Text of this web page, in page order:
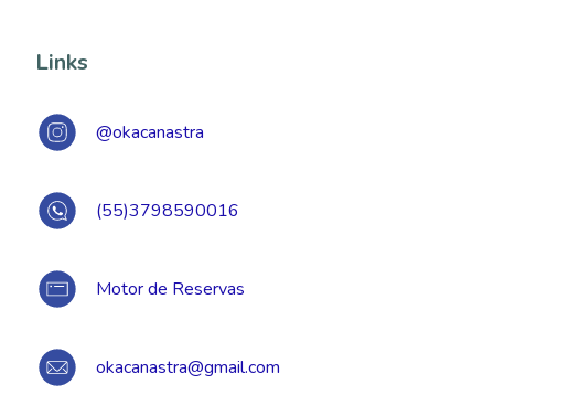
Links
@okacanastra
(55)3798590016
Motor de Reservas
okacanastra@gmail.com